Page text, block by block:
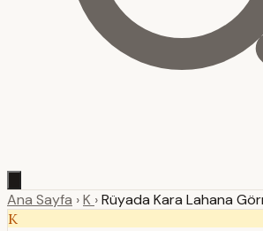
Ana Sayfa ›K ›Rüyada Kara Lahana
K